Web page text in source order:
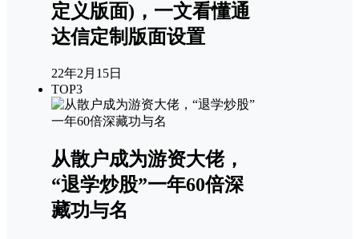
定义版面)，一文看懂通
达信定制版面设置
22年2月15日
TOP3
从散户成为游资大佬，
“退学炒股”一年60倍深
藏功与名